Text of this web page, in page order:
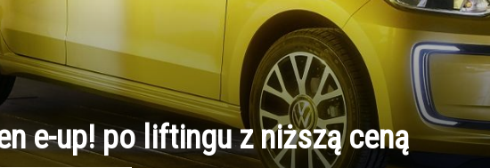
e-up! po liftingu z niższą ceną